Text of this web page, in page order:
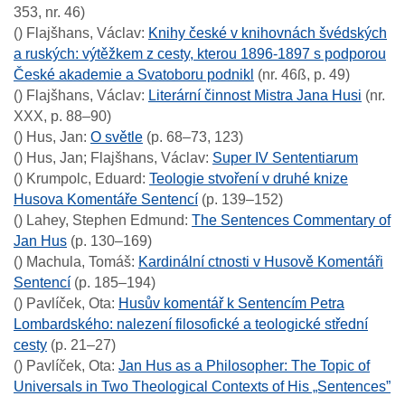
353, nr. 46)
() Flajšhans, Václav: Knihy české v knihovnách švédských
a ruských: výtěžkem z cesty, kterou 1896-1897 s podporou
České akademie a Svatoboru podnikl (nr. 46ß, p. 49)
() Flajšhans, Václav: Literární činnost Mistra Jana Husi (nr.
XXX, p. 88–90)
() Hus, Jan: O světle (p. 68–73, 123)
() Hus, Jan; Flajšhans, Václav: Super IV Sententiarum
() Krumpolc, Eduard: Teologie stvoření v druhé knize
Husova Komentáře Sentencí (p. 139–152)
() Lahey, Stephen Edmund: The Sentences Commentary of
Jan Hus (p. 130–169)
() Machula, Tomáš: Kardinální ctnosti v Husově Komentáři
Sentencí (p. 185–194)
() Pavlíček, Ota: Husův komentář k Sentencím Petra
Lombardského: nalezení filosofické a teologické střední
cesty (p. 21–27)
() Pavlíček, Ota: Jan Hus as a Philosopher: The Topic of
Universals in Two Theological Contexts of His „Sentences”